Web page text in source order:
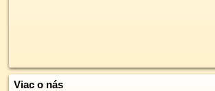
Viac o nás